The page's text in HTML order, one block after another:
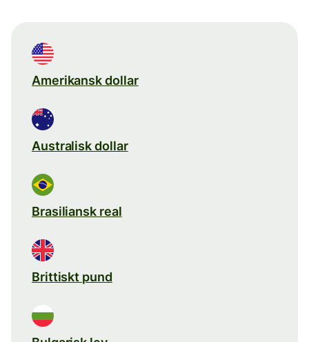
Amerikansk dollar
Australisk dollar
Brasiliansk real
Brittiskt pund